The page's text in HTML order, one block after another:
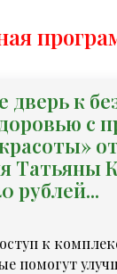
дверь к
с
Татьяны
рублей...
к
помогут